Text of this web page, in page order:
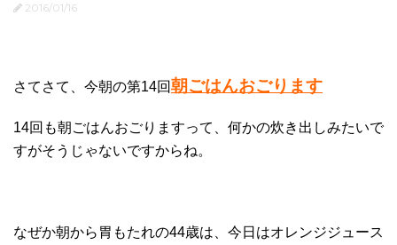
2016/01/16
さてさて、今朝の第14回朝ごはんおごります
14回も朝ごはんおごりますって、何かの炊き出しみたいで
すがそうじゃないですからね。
なぜか朝から胃もたれの44歳は、今日はオレンジジュース